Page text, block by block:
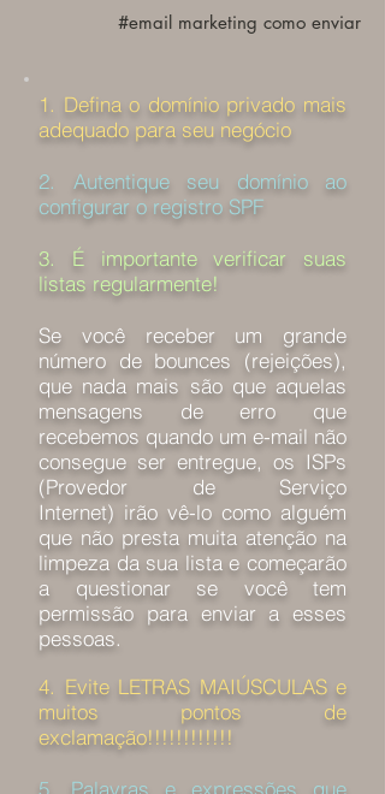
#email marketing como enviar
1. Defina o domínio privado mais
adequado para seu negócio
2. Autentique seu domínio ao
configurar o registro SPF
3. É importante verificar suas
listas regularmente!
Se você receber um grande
número de bounces (rejeições),
que nada mais são que aquelas
mensagens de erro que
recebemos quando um e-mail não
consegue ser entregue, os ISPs
(Provedor de Serviço
Internet) irão vê-lo como alguém
que não presta muita atenção na
limpeza da sua lista e começarão
a questionar se você tem
permissão para enviar a esses
pessoas.
4. Evite LETRAS MAIÚSCULAS e
muitos pontos de
exclamação!!!!!!!!!!!!
5. Palavras e expressões que